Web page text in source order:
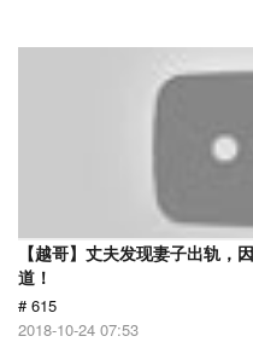
【越哥】丈夫发现妻子出轨，
道！
# 615
2018-10-24 07:53